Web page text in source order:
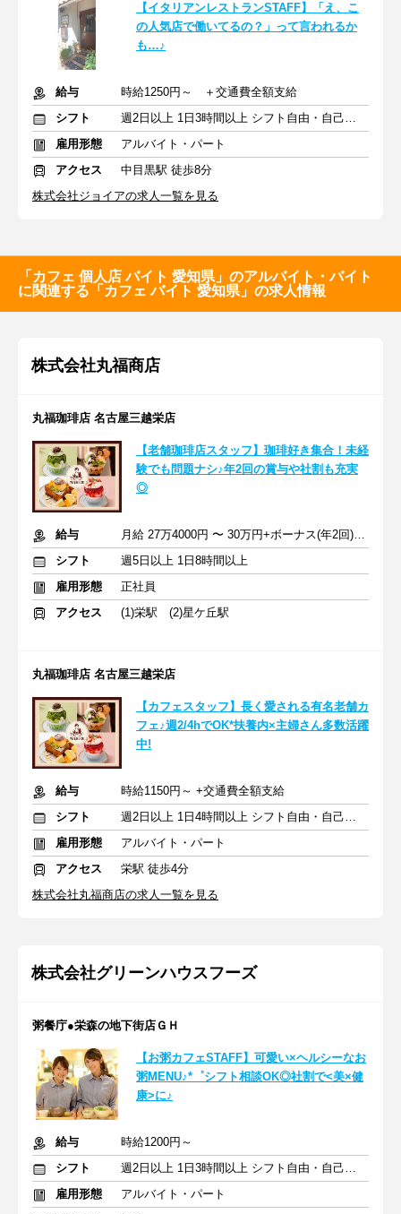
【イタリアンレストランSTAFF】「え、こ
の人気店で働いてるの？」って言われるか
も…♪
給与
時給1250円～ ＋交通費全額支給
シフト
週2日以上 1日3時間以上 シフト自由・自己申告
雇用形態
アルバイト・パート
アクセス
中目黒駅 徒歩8分
株式会社ジョイアの求人一覧を見る
「カフェ 個人店 バイト 愛知県」のアルバイト・バイト
に関連する「カフェ バイト 愛知県」の求人情報
株式会社丸福商店
丸福珈琲店 名古屋三越栄店
【老舗珈琲店スタッフ】珈琲好き集合！未経
験でも問題ナシ♪年2回の賞与や社割も充実
◎
給与
月給 27万4000円 〜 30万円+ボーナス(年2回)+交通費
シフト
週5日以上 1日8時間以上
雇用形態
正社員
アクセス
(1)栄駅 (2)星ケ丘駅
丸福珈琲店 名古屋三越栄店
【カフェスタッフ】長く愛される有名老舗カ
フェ♪週2/4hでOK*扶養内×主婦さん多数活躍
中!
給与
時給1150円～ +交通費全額支給
シフト
週2日以上 1日4時間以上 シフト自由・自己申告
雇用形態
アルバイト・パート
アクセス
栄駅 徒歩4分
株式会社丸福商店の求人一覧を見る
株式会社グリーンハウスフーズ
粥餐庁●栄森の地下街店ＧＨ
【お粥カフェSTAFF】可愛い×ヘルシーなお
粥MENU♪*゜シフト相談OK◎社割で<美×健
康>に♪
給与
時給1200円～
シフト
週2日以上 1日3時間以上 シフト自由・自己申告
雇用形態
アルバイト・パート